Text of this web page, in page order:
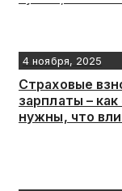
4 ноября, 2025
Страховые
зарплаты –
нужны, что